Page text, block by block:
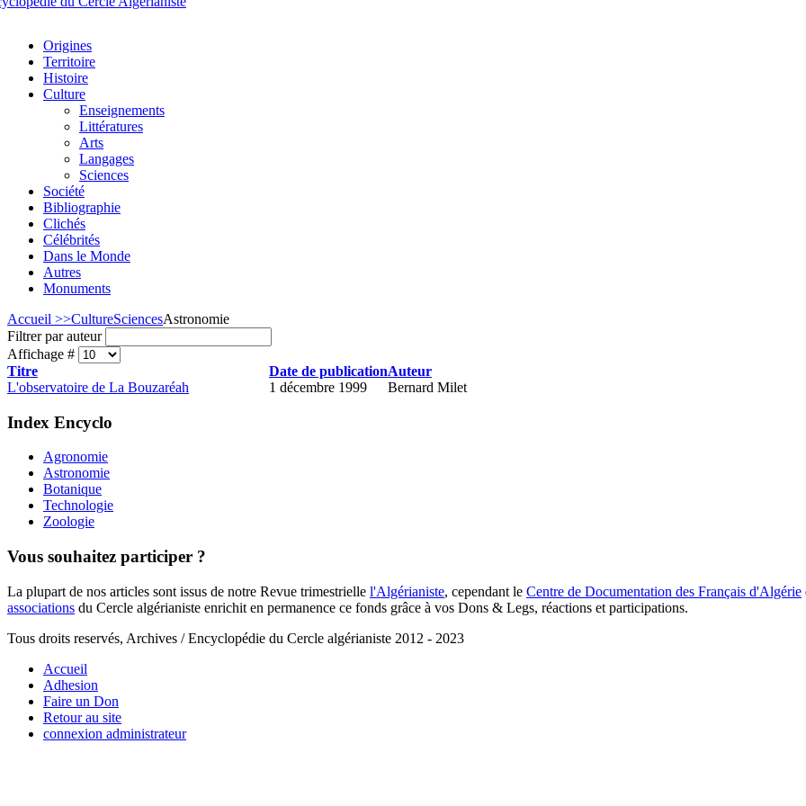
Origines
Territoire
Histoire
Culture
Enseignements
Littératures
Arts
Langages
Sciences
Société
Bibliographie
Clichés
Célébrités
Dans le Monde
Autres
Monuments
Accueil >>CultureSciencesAstronomie
Filtrer par auteur
Affichage #
Titre
Date de publicationAuteur
L'observatoire de La Bouzaréah
1 décembre 1999 Bernard Milet
Index Encyclo
Agronomie
Astronomie
Botanique
Technologie
Zoologie
Vous souhaitez participer ?
La plupart de nos articles sont issus de notre Revue trimestrielle l'Algérianiste, cependant le Centre de Documentation des Français d'Algérie
associations du Cercle algérianiste enrichit en permanence ce fonds grâce à vos Dons & Legs, réactions et participations.
Tous droits reservés, Archives / Encyclopédie du Cercle algérianiste 2012 - 2023
Accueil
Adhesion
Faire un Don
Retour au site
connexion administrateur